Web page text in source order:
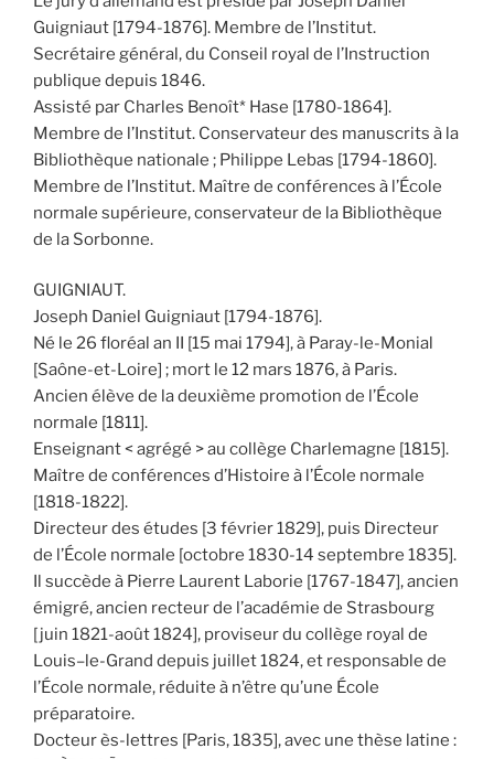
Guigniaut [1794-1876]. Membre de l’Institut.
Secrétaire général, du Conseil royal de l’Instruction
publique depuis 1846.
Assisté par Charles Benoît* Hase [1780-1864].
Membre de l’Institut. Conservateur des manuscrits à la
Bibliothèque nationale ; Philippe Lebas [1794-1860].
Membre de l’Institut. Maître de conférences à l’École
normale supérieure, conservateur de la Bibliothèque
de la Sorbonne.
GUIGNIAUT.
Joseph Daniel Guigniaut [1794-1876].
Né le 26 floréal an II [15 mai 1794], à Paray-le-Monial
[Saône-et-Loire] ; mort le 12 mars 1876, à Paris.
Ancien élève de la deuxième promotion de l’École
normale [1811].
Enseignant < agrégé > au collège Charlemagne [1815].
Maître de conférences d’Histoire à l’École normale
[1818-1822].
Directeur des études [3 février 1829], puis Directeur
de l’École normale [octobre 1830-14 septembre 1835].
Il succède à Pierre Laurent Laborie [1767-1847], ancien
émigré, ancien recteur de l’académie de Strasbourg
[juin 1821-août 1824], proviseur du collège royal de
Louis–le-Grand depuis juillet 1824, et responsable de
l’École normale, réduite à n’être qu’une École
préparatoire.
Docteur ès-lettres [Paris, 1835], avec une thèse latine :